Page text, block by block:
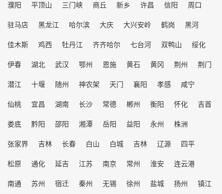
濮阳
平顶山 三门峡 商丘 新乡 许昌 信阳
周口
驻马店
黑龙江 哈尔滨 大庆 大兴安岭 鹤岗
黑河
佳木斯
鸡西 牡丹江 齐齐哈尔 七台河 双鸭山
绥化
伊春
湖北 武汉 鄂州 恩施 黄石 黄冈 荆州
荆门
潜江
十堰 随州 神农架 天门 襄阳 孝感
咸宁
仙桃
宜昌 湖南 长沙 常德 郴州 衡阳 怀化
吉首
娄底
黔阳 邵阳 湘潭 岳阳 益阳 永州
株洲
张家界
吉林 长春 白山 白城 吉林 辽源
四平
松原
通化 延吉 江苏 南京 常州 淮安
连云港
南通
苏州 宿迁 秦州 无锡 徐州 盐城 扬州
镇江